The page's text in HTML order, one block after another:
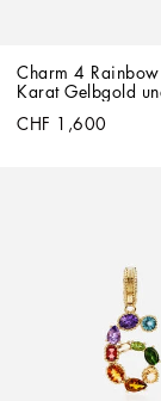
Charm 4
Karat Gelbgold
CHF 1,600